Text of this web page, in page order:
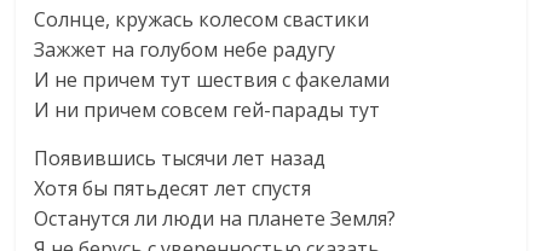
Солнце, кружась колесом свастики
Зажжет на голубом небе радугу
И не причем тут шествия с факелами
И ни причем совсем гей-парады тут
Появившись тысячи лет назад
Хотя бы пятьдесят лет спустя
Останутся ли люди на планете Земля?